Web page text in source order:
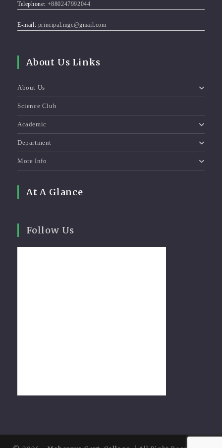
Telephone: +880247992044
E-mail: principal.mgc@gmail.com
About Us Links
About Us
Science Club
Academic
Department
More Info
At A Glance
Follow Us